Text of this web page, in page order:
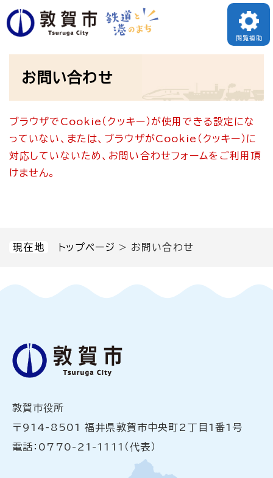
ペ
ー
す
メニューを飛ばして本文へ
閲覧補助
現在地 トップページ > お問い合わせ
お問い合わせ
ブラウザでCookie（クッキー）が使用できる設定にな
っていない、または、ブラウザがCookie（クッキー）に
対応していないため、お問い合わせフォームをご利用頂
けません。
敦賀市役所
〒914-8501 福井県敦賀市中央町2丁目1番1号
電話：0770-21-1111（代表）